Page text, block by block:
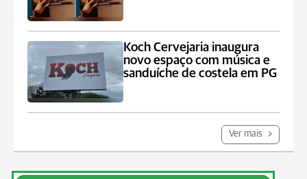
Koch Cervejaria inaugura
novo espaço com música e
sanduíche de costela em PG
Ver mais